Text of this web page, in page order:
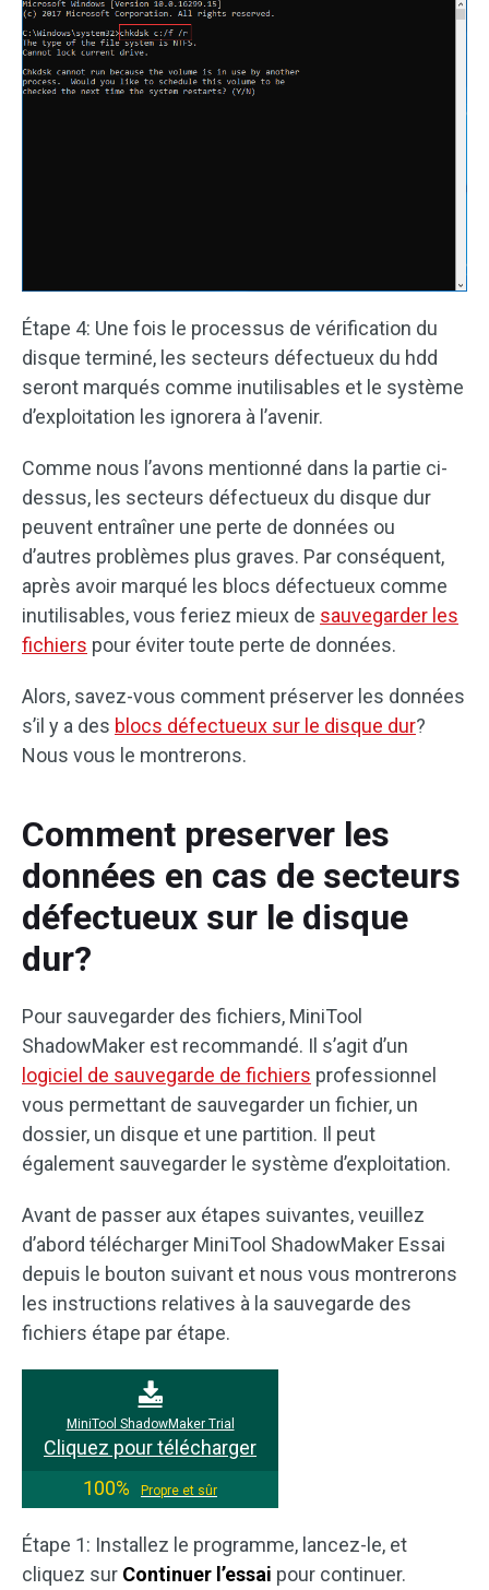
Étape 4: Une fois le processus de vérification du
disque terminé, les secteurs défectueux du hdd
seront marqués comme inutilisables et le système
d’exploitation les ignorera à l’avenir.
Comme nous l’avons mentionné dans la partie ci-
dessus, les secteurs défectueux du disque dur
peuvent entraîner une perte de données ou
d’autres problèmes plus graves. Par conséquent,
après avoir marqué les blocs défectueux comme
inutilisables, vous feriez mieux de sauvegarder les
fichiers pour éviter toute perte de données.
Alors, savez-vous comment préserver les données
s’il y a des blocs défectueux sur le disque dur?
Nous vous le montrerons.
Comment preserver les
données en cas de secteurs
défectueux sur le disque
dur?
Pour sauvegarder des fichiers, MiniTool
ShadowMaker est recommandé. Il s’agit d’un
logiciel de sauvegarde de fichiers professionnel
vous permettant de sauvegarder un fichier, un
dossier, un disque et une partition. Il peut
également sauvegarder le système d’exploitation.
Avant de passer aux étapes suivantes, veuillez
d’abord télécharger MiniTool ShadowMaker Essai
depuis le bouton suivant et nous vous montrerons
les instructions relatives à la sauvegarde des
fichiers étape par étape.
MiniTool ShadowMaker Trial
Cliquez pour télécharger
100%
Propre et sûr
Étape 1: Installez le programme, lancez-le, et
cliquez sur Continuer l’essai pour continuer.